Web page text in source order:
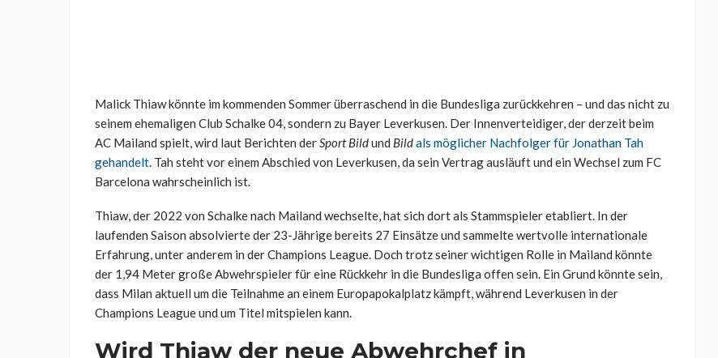
Malick Thiaw könnte im kommenden Sommer überraschend in die Bundesliga zurückkehren – und das nicht zu
seinem ehemaligen Club Schalke 04, sondern zu Bayer Leverkusen. Der Innenverteidiger, der derzeit beim
AC Mailand spielt, wird laut Berichten derSport Bildund Bildals möglicher Nachfolger für Jonathan Tah
gehandelt. Tah steht vor einem Abschied von Leverkusen, da sein Vertrag ausläuft und ein Wechsel zum FC
Barcelona wahrscheinlich ist.
Thiaw, der 2022 von Schalke nach Mailand wechselte, hat sich dort als Stammspieler etabliert. In der
laufenden Saison absolvierte der 23-Jährige bereits 27 Einsätze und sammelte wertvolle internationale
Erfahrung, unter anderem in der Champions League. Doch trotz seiner wichtigen Rolle in Mailand könnte
der 1,94 Meter große Abwehrspieler für eine Rückkehr in die Bundesliga offen sein. Ein Grund könnte sein,
dass Milan aktuell um die Teilnahme an einem Europapokalplatz kämpft, während Leverkusen in der
Champions League und um Titel mitspielen kann.
Wird Thiaw der neue Abwehrchef in